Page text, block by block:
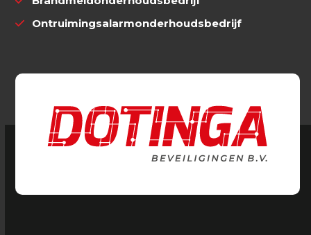
Ontruimingsalarmonderhoudsbedrijf